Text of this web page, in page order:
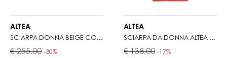
ALTEA
SCIARPA DONNA BEIGE CON POIS
€ 255.00 -30%
ALTEA
SCIARPA DA DONNA ALTEA CON MOTIVO CON FOGLIE
€ 138.00 -17%